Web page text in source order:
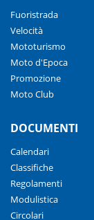
Fuoristrada
Velocità
Mototurismo
Moto d'Epoca
Promozione
Moto Club
DOCUMENTI
Calendari
Classifiche
Regolamenti
Modulistica
Circolari